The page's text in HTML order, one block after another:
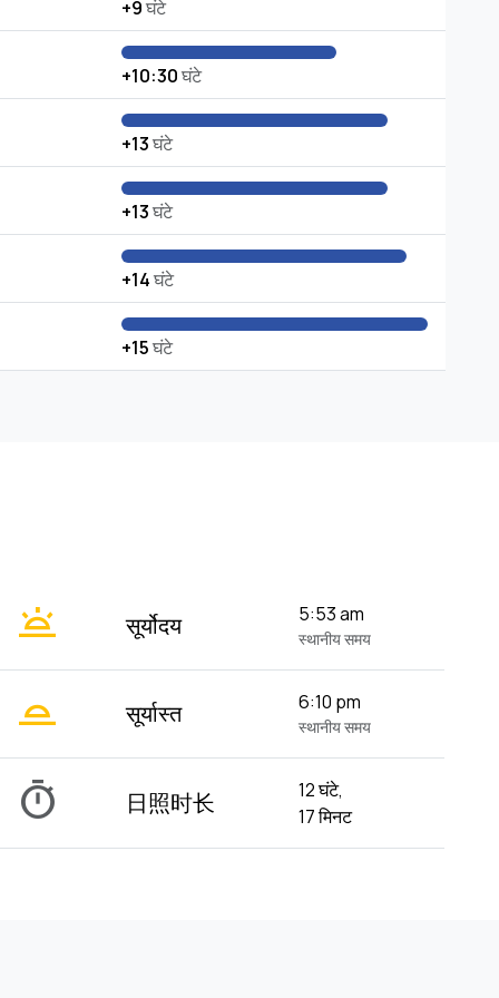
+9घंटे
+10:30घंटे
+13घंटे
+13घंटे
+14घंटे
+15घंटे
wb_twilight सूर्योदय 5:53 am
स्थानीय समय
wb_twilight_2 सूर्यास्त 6:10 pm
स्थानीय समय
timer 日照时长
12 घंटे,
17 मिनट